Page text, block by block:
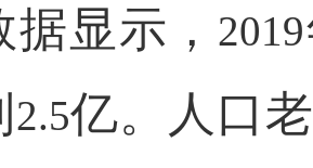
显示， 2019
2.5亿。人口